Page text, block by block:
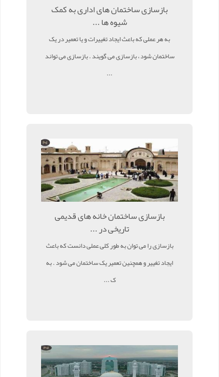
بازسازی ساختمان های اداری به کمک
شیوه ها ...
به هر عملی که باعث ایجاد تغییرات و یا تعمیر در یک
ساختمان شود ، بازسازی می گویند . بازسازی می تواند
...
بازسازی ساختمان خانه های قدیمی
تاریخی در ...
بازسازی را می توان به طور کلی عملی دانست که باعث
ایجاد تغییر و همچنین تعمیر یک ساختمان می شود . به
ک ...